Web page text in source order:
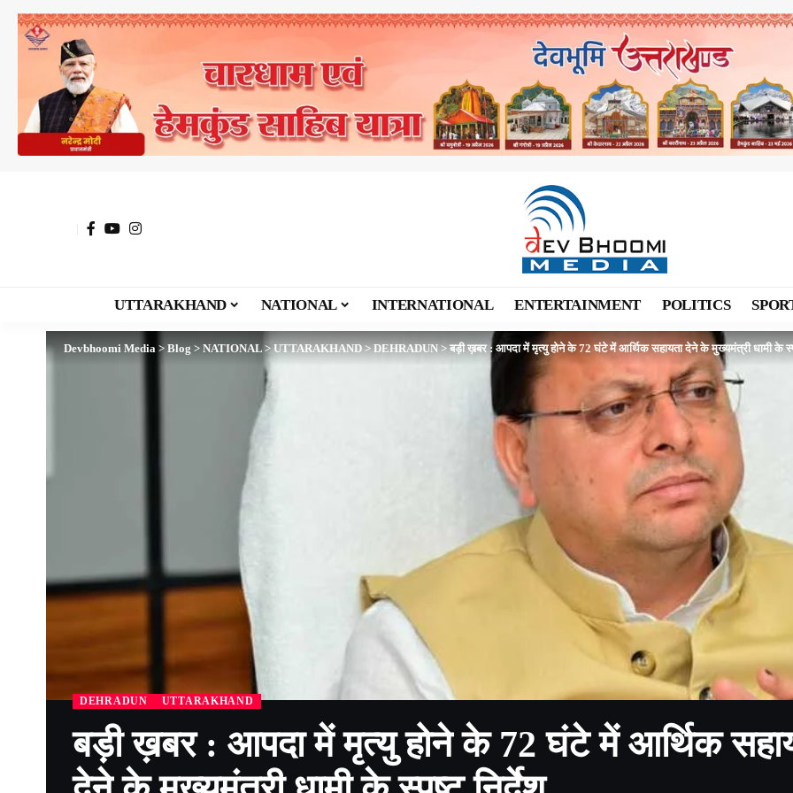
UTTARAKHAND NATIONAL INTERNATIONAL ENTERTAINMENT POLITICS
Devbhoomi Media > Blog > NATIONAL >UTTARAKHAND>DEHRADUN>बड़ी ख़बर : आपदा में मृत्यु होने के 72 घंटे में आर्थिक सहायता देने के मुख्यमंत्री धामी के
DEHRADUN UTTARAKHAND
बड़ी ख़बर : आपदा में मृत्यु होने के 72 घंटे में आर्थिक